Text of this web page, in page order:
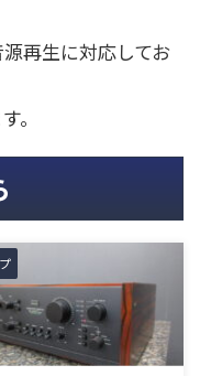
再生に対応してお
。